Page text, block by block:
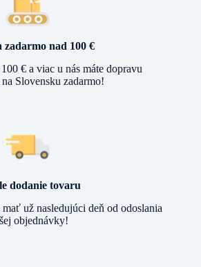
zadarmo nad 100 €
€ a viac u nás máte dopravu
Slovensku zadarmo!
dodanie tovaru
už nasledujúci deň od odoslania
objednávky!